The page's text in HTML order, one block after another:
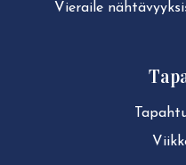
Vieraile